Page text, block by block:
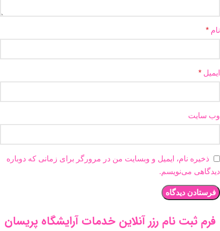
نام *
ایمیل *
وب‌ سایت
ذخیره نام، ایمیل و وبسایت من در مرورگر برای زمانی که دوباره
دیدگاهی می‌نویسم.
فرم ثبت نام رزر آنلاین خدمات آرایشگاه پریسان